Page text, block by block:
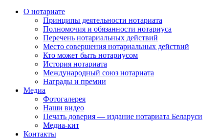
О нотариате
Принципы деятельности нотариата
Полномочия и обязанности нотариуса
Перечень нотариальных действий
Место совершения нотариальных действий
Кто может быть нотариусом
История нотариата
Международный союз нотариата
Награды и премии
Медиа
Фотогалерея
Наши видео
Печать доверия — издание нотариата Беларуси
Медиа-кит
Контакты